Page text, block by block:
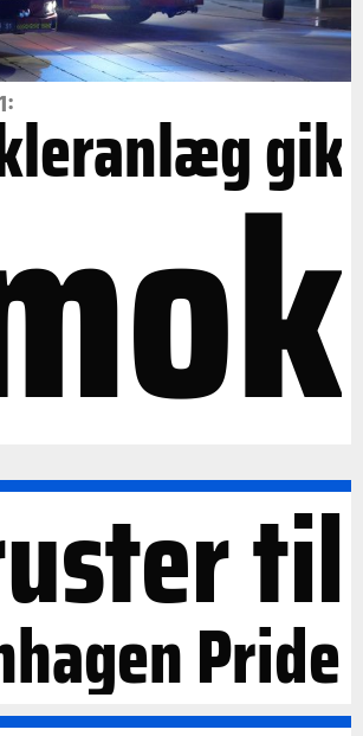
gik
til
Pride